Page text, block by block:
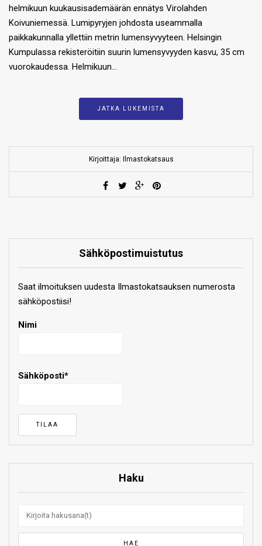
helmikuun kuukausisademäärän ennätys Virolahden
Koivuniemessä. Lumipyryjen johdosta useammalla
paikkakunnalla yllettiin metrin lumensyvyyteen. Helsingin
Kumpulassa rekisteröitiin suurin lumensyvyyden kasvu, 35 cm
vuorokaudessa. Helmikuun…
JATKA LUKEMISTA
Kirjoittaja: Ilmastokatsaus
Sähköpostimuistutus
Saat ilmoituksen uudesta Ilmastokatsauksen numerosta
sähköpostiisi!
Nimi
Sähköposti*
Haku